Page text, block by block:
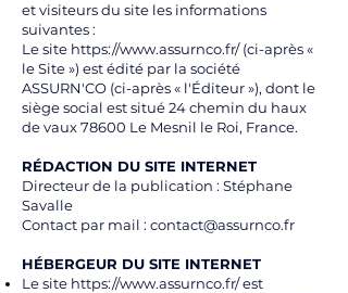
et visiteurs du site les informations
suivantes :
Le site https://www.assurnco.fr/(ci-après «
le Site ») est édité par la société
ASSURN'CO (ci-après « l'Éditeur »), dont le
siège social est situé 24 chemin du haux
de vaux 78600 Le Mesnil le Roi, France.
RÉDACTION DU SITE INTERNET
Directeur de la publication : Stéphane
Savalle
Contact par mail : contact@assurnco.fr
HÉBERGEUR DU SITE INTERNET
Le site https://www.assurnco.fr/est